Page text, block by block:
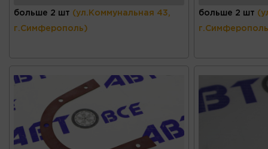
больше 2 шт (ул.Коммунальная 43,
г.Симферополь)
больше 2 шт